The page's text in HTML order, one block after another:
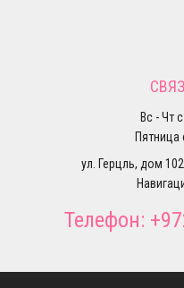
Вс - Чт
Пятница
ул. Герцль, дом
Телефон: